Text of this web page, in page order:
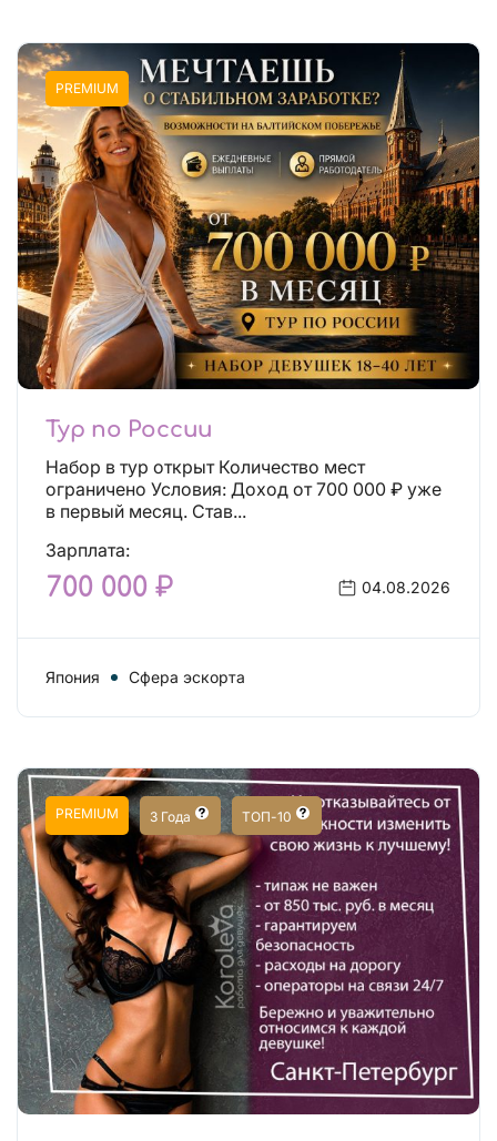
PREMIUM
Тур по России
Набор в тур открыт Количество мест
ограничено Условия: Доход от 700 000 ₽ уже
в первый месяц. Став...
Зарплата:
700 000 ₽ 04.08.2026
Япония Сфера эскорта
PREMIUM 3 Года ТОП-10